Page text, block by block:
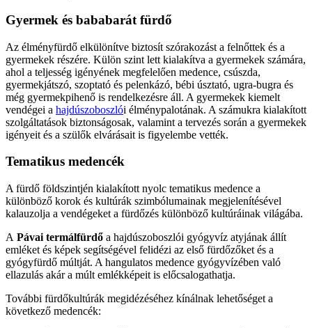
Gyermek és bababarát fürdő
Az élményfürdő elkülönítve biztosít szórakozást a felnőttek és a
gyermekek részére. Külön szint lett kialakítva a gyermekek számára,
ahol a teljesség igényének megfelelően medence, csúszda,
gyermekjátszó, szoptató és pelenkázó, bébi úsztató, ugra-bugra és
még gyermekpihenő is rendelkezésre áll. A gyermekek kiemelt
vendégei a hajdúszoboszlói élménypalotának. A számukra kialakított
szolgáltatások biztonságosak, valamint a tervezés során a gyermekek
igényeit és a szülők elvárásait is figyelembe vették.
Tematikus medencék
A fürdő földszintjén kialakított nyolc tematikus medence a
különböző korok és kultúrák szimbólumainak megjelenítésével
kalauzolja a vendégeket a fürdőzés különböző kultúráinak világába.
A Pávai termálfürdő a hajdúszoboszlói gyógyvíz atyjának állít
emléket és képek segítségével felidézi az első fürdőzőket és a
gyógyfürdő múltját. A hangulatos medence gyógyvízében való
ellazulás akár a múlt emlékképeit is előcsalogathatja.
További fürdőkultúrák megidézéséhez kínálnak lehetőséget a
következő medencék: